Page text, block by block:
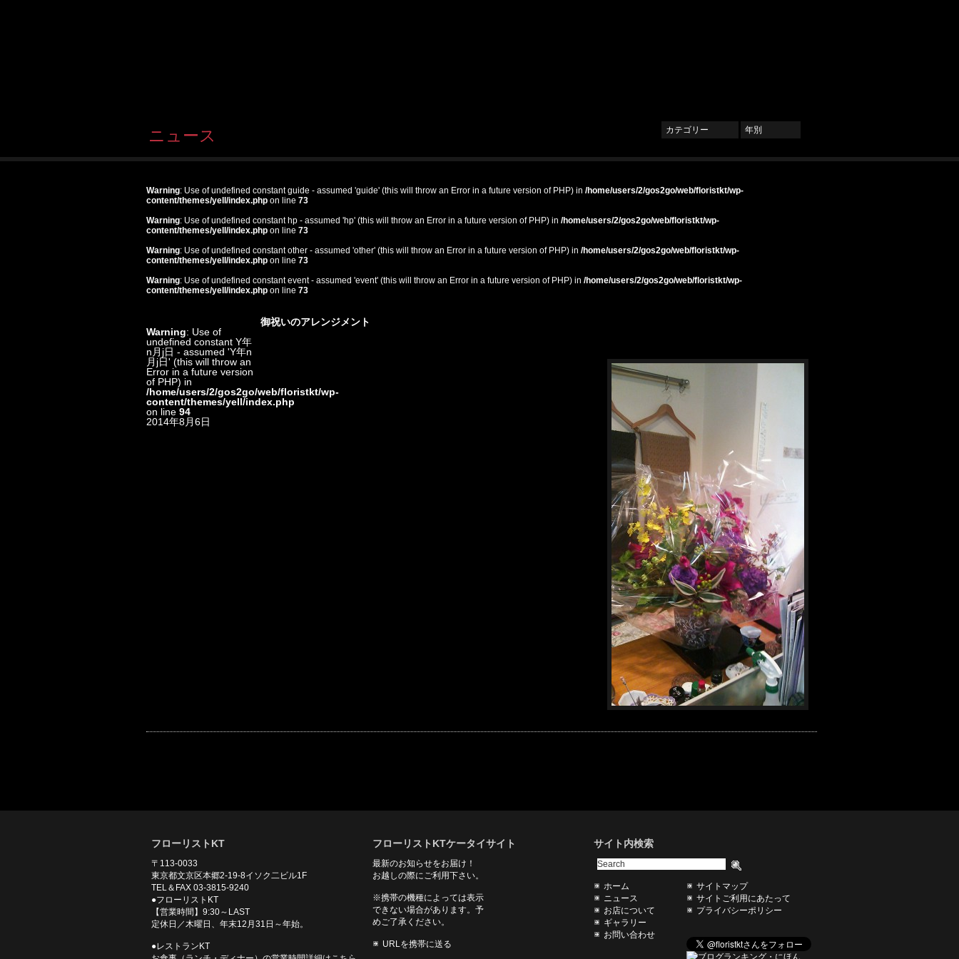
ニュース カテゴリー 年別
Warning: Use of undefined constant guide - assumed 'guide' (this will throw an Error in a future version of PHP) in /home/users/2/gos2go/web/floristkt/wp-
content/themes/yell/index.phpon line 73
Warning: Use of undefined constant hp - assumed 'hp' (this will throw an Error in a future version of PHP) in /home/users/2/gos2go/web/floristkt/wp-
content/themes/yell/index.phpon line 73
Warning: Use of undefined constant other - assumed 'other' (this will throw an Error in a future version of PHP) in /home/users/2/gos2go/web/floristkt/wp-
content/themes/yell/index.phpon line 73
Warning: Use of undefined constant event - assumed 'event' (this will throw an Error in a future version of PHP) in /home/users/2/gos2go/web/floristkt/wp-
content/themes/yell/index.phpon line 73
Warning: Use of
undefined constant Y年
n月j日 - assumed 'Y年n
月j日' (this will throw an
Error in a future version
of PHP) in
/home/users/2/gos2go/web/floristkt/wp-
content/themes/yell/index.php
on line 94
2014年8月6日
御祝いのアレンジメント
フローリストKT
〒113-0033
東京都文京区本郷2-19-8イソク二ビル1F
TEL＆FAX 03-3815-9240
●フローリストKT
【営業時間】9:30～LAST
定休日／木曜日、年末12月31日～年始。
●レストランKT
フローリストKTケータイサイト
最新のお知らせをお届け！
お越しの際にご利用下さい。
※携帯の機種によっては表示
できない場合があります。予
めご了承ください。
URLを携帯に送る
サイト内検索
ホーム
ニュース
お店について
ギャラリー
お問い合わせ
サイトマップ
サイトご利用にあたって
プライバシーポリシー